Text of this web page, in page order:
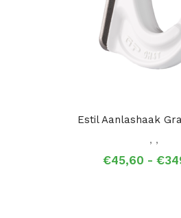
Estil Aanlashaak
, ,
€45,60 - €